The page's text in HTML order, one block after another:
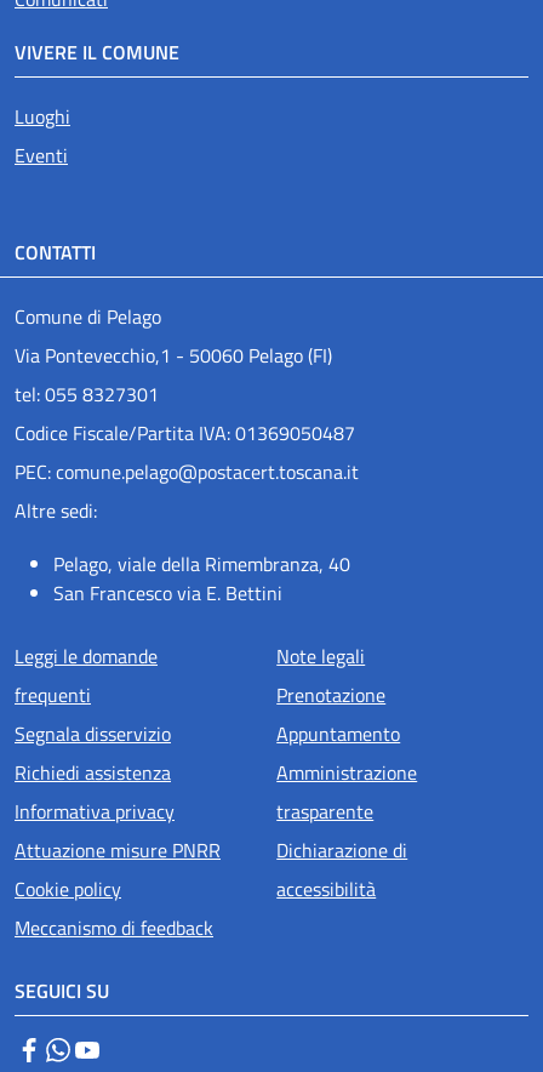
VIVERE IL COMUNE
Luoghi
Eventi
CONTATTI
Comune di Pelago
Via Pontevecchio,1 - 50060 Pelago (FI)
tel: 055 8327301
Codice Fiscale/Partita IVA: 01369050487
PEC: comune.pelago@postacert.toscana.it
Altre sedi:
Pelago, viale della Rimembranza, 40
San Francesco via E. Bettini
Menu piè di pagina
Leggi le domande
frequenti
Segnala disservizio
Richiedi assistenza
Informativa privacy
Attuazione misure PNRR
Cookie policy
Meccanismo di feedback
Note legali
Prenotazione
Appuntamento
Amministrazione
trasparente
Dichiarazione di
accessibilità
SEGUICI SU
FacebookWhatsApp